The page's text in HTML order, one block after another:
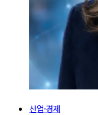
산업·경제